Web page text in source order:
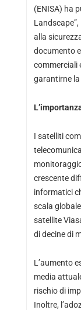
(ENISA) ha
alla
documento
commerciali
garantirne la
I satelliti
crescente
informatici
scala
satellite
di decine di
L’aumento
media
rischio di
Inoltre,